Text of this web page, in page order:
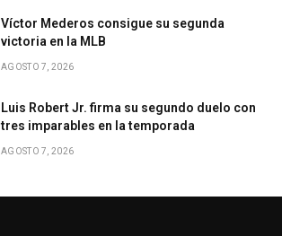
Víctor Mederos consigue su segunda
victoria en la MLB
AGOSTO 7, 2026
Luis Robert Jr. firma su segundo duelo con
tres imparables en la temporada
AGOSTO 7, 2026